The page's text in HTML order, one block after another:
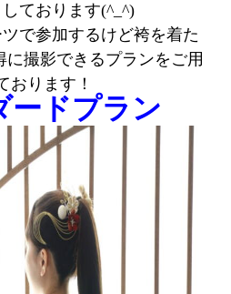
ております(^_^)
で参加するけど袴を着た
に撮影できるプランをご用
おります！
ードプラン